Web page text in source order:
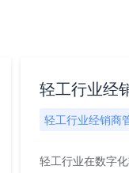
轻工行业经
轻工行业经销商
轻工行业在数字